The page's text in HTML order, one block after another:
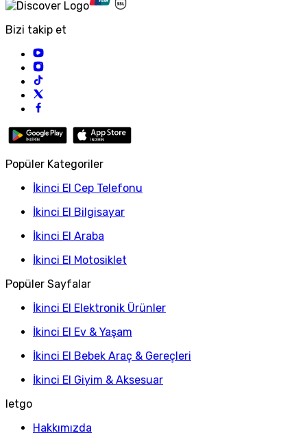
Bizi takip et
Popüler Kategoriler
İkinci El Cep Telefonu
İkinci El Bilgisayar
İkinci El Araba
İkinci El Motosiklet
Popüler Sayfalar
İkinci El Elektronik Ürünler
İkinci El Ev & Yaşam
İkinci El Bebek Araç & Gereçleri
İkinci El Giyim & Aksesuar
letgo
Hakkımızda